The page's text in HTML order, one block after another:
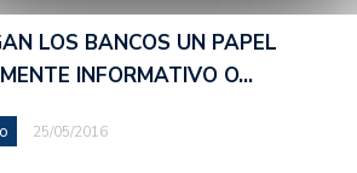
LOS BANCOS UN PAPEL
INFORMATIVO O…
25/05/2016